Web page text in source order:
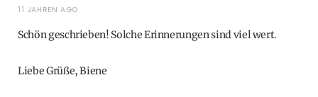
11 JAHREN AGO
Schön geschrieben! Solche Erinnerungen sind viel wert.
Liebe Grüße, Biene